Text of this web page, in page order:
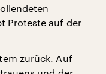
Proteste auf der
zurück. Auf